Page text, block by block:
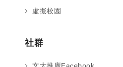
虛擬校園
社群
文大推廣Facebook